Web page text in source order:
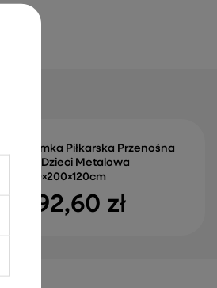
Bramka Piłkarska Przenośna
Dla Dzieci Metalowa
300×200×120cm
292,60 zł